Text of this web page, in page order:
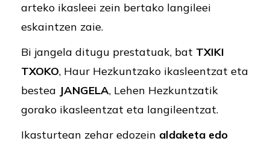
arteko ikasleei zein bertako langileei
eskaintzen zaie.
Bi jangela ditugu prestatuak, bat TXIKI
TXOKO, Haur Hezkuntzako ikasleentzat eta
bestea JANGELA, Lehen Hezkuntzatik
gorako ikasleentzat eta langileentzat.
Ikasturtean zehar edozein aldaketa edo